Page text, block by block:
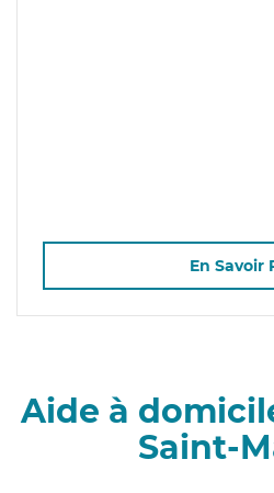
En Savoir
Aide à
Saint-